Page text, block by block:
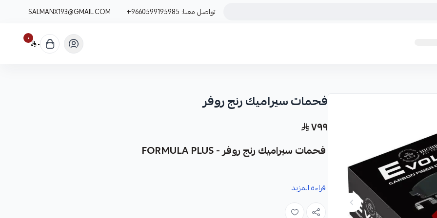
تواصل معنا: +9660599195985
SALMANX193@GMAIL.COM
٠ ٠
فحمات سيراميك رنج روفر
٧٩٩
فحمات سيراميك رنج روفر - FORMULA PLUS
HIGHROAD AUTO PARTS، صناعة أمريكية.
قراءة المزيد